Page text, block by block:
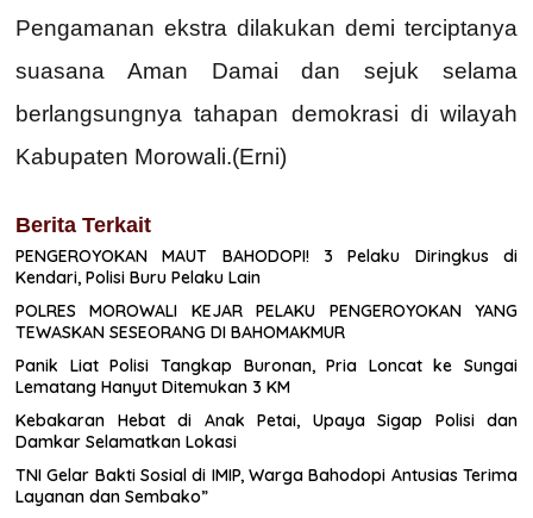
Pengamanan ekstra dilakukan demi terciptanya
suasana Aman Damai dan sejuk selama
berlangsungnya tahapan demokrasi di wilayah
Kabupaten Morowali.(Erni)
Berita Terkait
PENGEROYOKAN MAUT BAHODOPI! 3 Pelaku Diringkus di
Kendari, Polisi Buru Pelaku Lain
POLRES MOROWALI KEJAR PELAKU PENGEROYOKAN YANG
TEWASKAN SESEORANG DI BAHOMAKMUR
Panik Liat Polisi Tangkap Buronan, Pria Loncat ke Sungai
Lematang Hanyut Ditemukan 3 KM
Kebakaran Hebat di Anak Petai, Upaya Sigap Polisi dan
Damkar Selamatkan Lokasi
TNI Gelar Bakti Sosial di IMIP, Warga Bahodopi Antusias Terima
Layanan dan Sembako”